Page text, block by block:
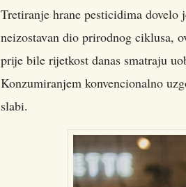
Tretiranje hrane pesticidima dovelo
neizostavan dio prirodnog ciklusa,
prije bile rijetkost danas smatraju
Konzumiranjem konvencionalno
slabi.